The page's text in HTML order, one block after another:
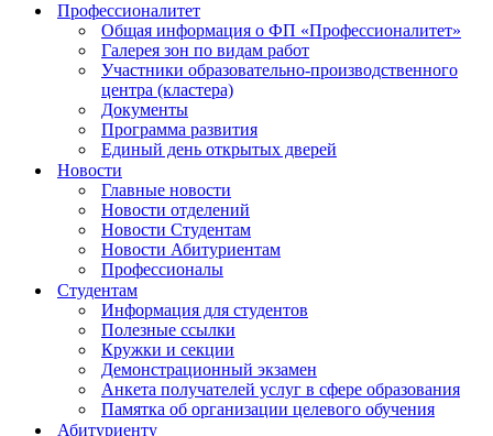
Профессионалитет
Общая информация о ФП «Профессионалитет»
Галерея зон по видам работ
Участники образовательно-производственного
центра (кластера)
Документы
Программа развития
Единый день открытых дверей
Новости
Главные новости
Новости отделений
Новости Студентам
Новости Абитуриентам
Профессионалы
Студентам
Информация для студентов
Полезные ссылки
Кружки и секции
Демонстрационный экзамен
Анкета получателей услуг в сфере образования
Памятка об организации целевого обучения
Абитуриенту